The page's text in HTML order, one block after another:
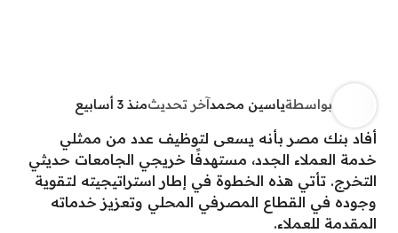
بواسطةياسين محمدآخر تحديثمنذ 3 أسابيع
أفاد بنك مصر بأنه يسعى لتوظيف عدد من ممثلي
خدمة العملاء الجدد، مستهدفًا خريجي الجامعات حديثي
التخرج. تأتي هذه الخطوة في إطار استراتيجيته لتقوية
وجوده في القطاع المصرفي المحلي وتعزيز خدماته
المقدمة للعملاء.